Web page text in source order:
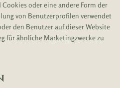
oder eine andere Form der
von Benutzerprofilen verwendet
den Benutzer auf dieser Website
für ähnliche Marketingzwecke zu